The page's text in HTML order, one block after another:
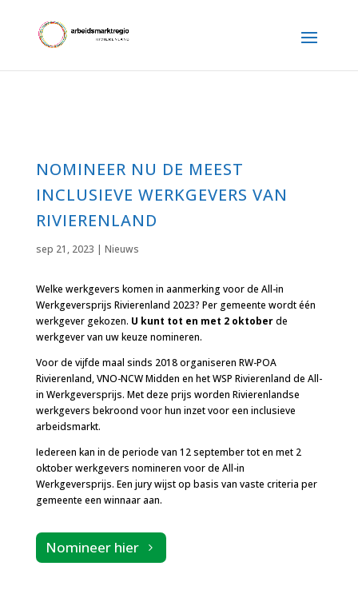
NOMINEER NU DE MEEST
INCLUSIEVE WERKGEVERS VAN
RIVIERENLAND
sep 21, 2023 | Nieuws
Welke werkgevers komen in aanmerking voor de All-in
Werkgeversprijs Rivierenland 2023? Per gemeente wordt één
werkgever gekozen. U kunt tot en met 2 oktoberde
werkgever van uw keuze nomineren.
Voor de vijfde maal sinds 2018 organiseren RW-POA
Rivierenland, VNO-NCW Midden en het WSP Rivierenland de All-
in Werkgeversprijs. Met deze prijs worden Rivierenlandse
werkgevers bekroond voor hun inzet voor een inclusieve
arbeidsmarkt.
Iedereen kan in de periode van 12 september tot en met 2
oktoberwerkgevers nomineren voor de All-in
Werkgeversprijs. Een jury wijst op basis van vaste criteria per
gemeente een winnaar aan.
Nomineer hier